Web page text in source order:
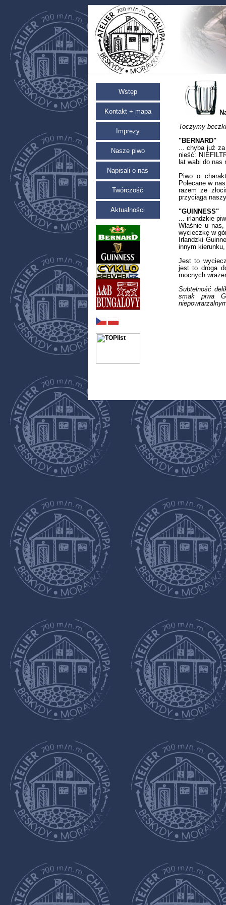
Wstęp
Kontakt + mapa
Imprezy
Nasze piwo
Napisali o nas
Twórczość
Aktualności
Toczymy
"BERNARD"
... chyba już za
nieść:
lat wabi do nas
Piwo o
Polecane w
razem ze
przyciąga
"GUINNESS"
... irlandzkie
Właśnie u
wycieczkę w
Irlandzki
innym
Jest to
jest to droga
mocnych
Subtelność
smak piwa